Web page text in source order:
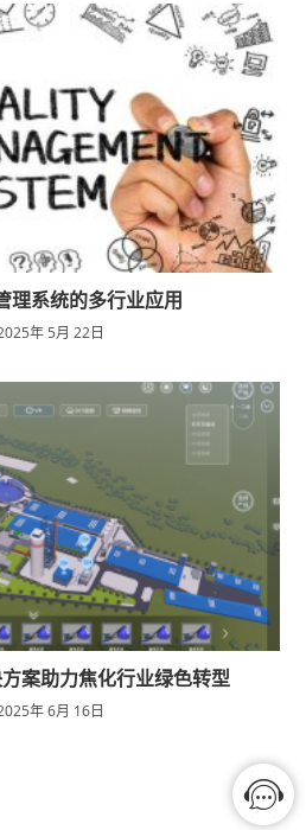
理系统的多行业应用
年 5月 22日
案助力焦化行业绿色转型
年 6月 16日